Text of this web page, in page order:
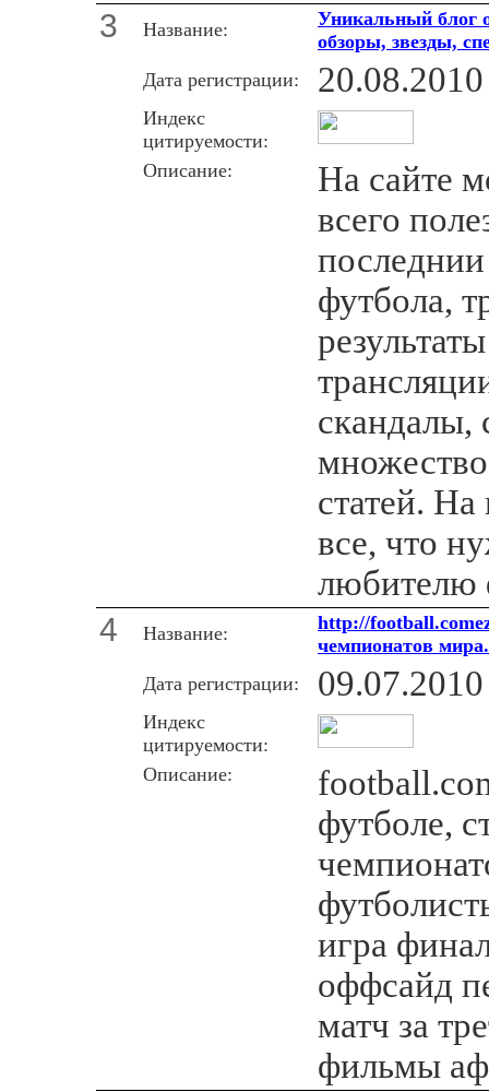
3 Название:
Уникальный блог
обзоры, звезды,
Дата регистрации:
20.08.2010
Индекс
цитируемости:
Описание:
На сайте
всего
футбола,
скандалы,
статей.
все, что
любителю
4 Название:
http://
чемпионатов мира.
Дата регистрации:
09.07.2010
Индекс
цитируемости:
Описание:
футболе,
игра
оффсайд
матч за
фильмы